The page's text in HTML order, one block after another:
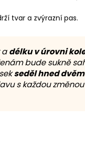
tvar a zvýrazní pas.
adélku v úrovni
bude sukně
seděl hned
s každou